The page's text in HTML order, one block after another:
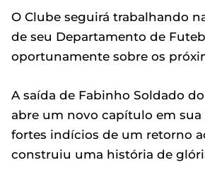
O Clube seguirá trabalhando
de seu Departamento de
oportunamente sobre os
A saída de Fabinho Soldado
abre um novo capítulo em sua
fortes indícios de um retorno
construiu uma história de